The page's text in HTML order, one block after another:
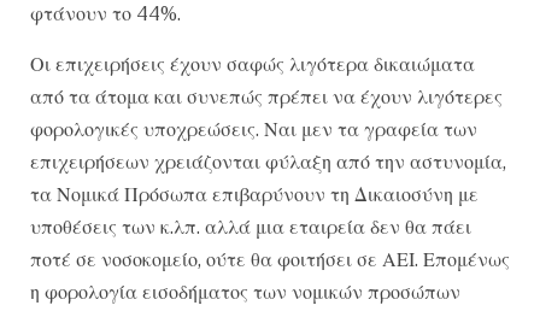
φτάνουν το 44%.
Οι επιχειρήσεις έχουν σαφώς λιγότερα δικαιώματα
από τα άτομα και συνεπώς πρέπει να έχουν λιγότερες
φορολογικές υποχρεώσεις. Ναι μεν τα γραφεία των
επιχειρήσεων χρειάζονται φύλαξη από την αστυνομία,
τα Νομικά Πρόσωπα επιβαρύνουν τη Δικαιοσύνη με
υποθέσεις των κ.λπ. αλλά μια εταιρεία δεν θα πάει
ποτέ σε νοσοκομείο, ούτε θα φοιτήσει σε ΑΕΙ. Επομένως
η φορολογία εισοδήματος των νομικών προσώπων